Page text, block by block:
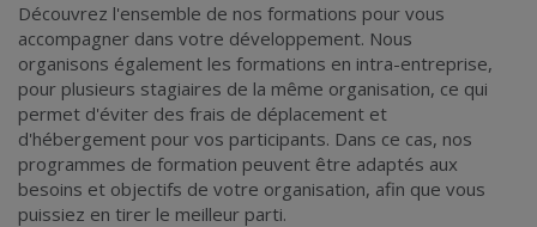
Découvrez l'ensemble de nos formations pour vous
accompagner dans votre développement. Nous
organisons également les formations en intra-entreprise,
pour plusieurs stagiaires de la même organisation, ce qui
permet d'éviter des frais de déplacement et
d'hébergement pour vos participants. Dans ce cas, nos
programmes de formation peuvent être adaptés aux
besoins et objectifs de votre organisation, afin que vous
puissiez en tirer le meilleur parti.